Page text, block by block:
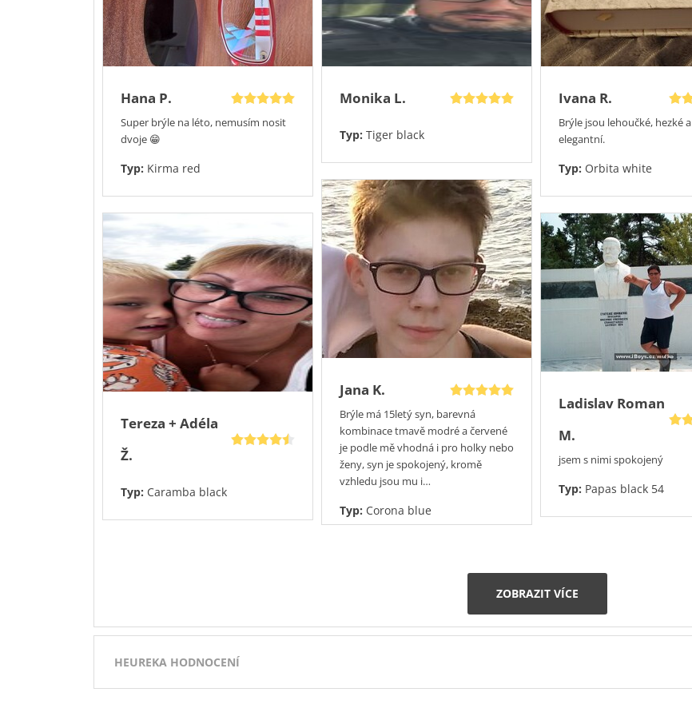
Navíc dostanete ke každým kompletním brýlímpevné pouzdro a
mikrovláknový hadřík. Déle už nákup neodkládejte a využijte některou
ze široké nabídky slevových akcí.
Hana P.
Super brýle na léto, nemusím nosit
dvoje 😁
Typ: Kirma red
Monika L.
Typ: Tiger black
Ivana R.
Brýle jsou lehoučké, hezké a
elegantní.
Typ: Orbita white
Tereza + Adéla
Ž.
Typ: Caramba black
Jana K.
Brýle má 15letý syn, barevná
kombinace tmavě modré a červené
je podle mě vhodná i pro holky nebo
ženy, syn je spokojený, kromě
vzhledu jsou mu i…
Typ: Corona blue
Ladislav Roman
M.
jsem s nimi spokojený
Typ: Papas black 54
ZOBRAZIT VÍCE
HEUREKA HODNOCENÍ